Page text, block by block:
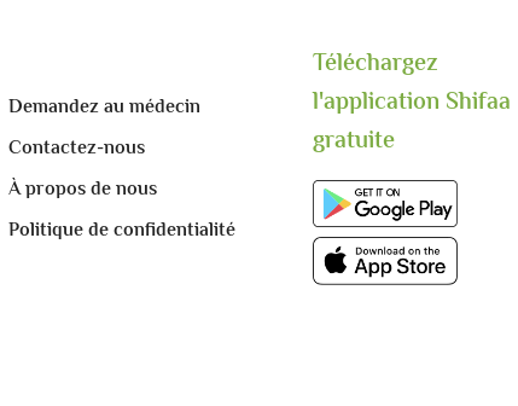
Demandez au médecin
Contactez-nous
À propos de nous
Politique de confidentialité
Téléchargez
l'application Shifaa
gratuite